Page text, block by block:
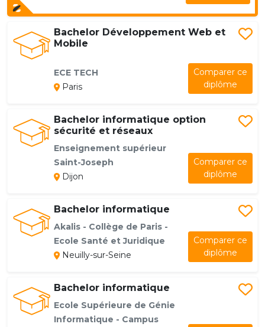
Bachelor Développement Web et
Mobile
ECE TECH
Paris
Comparer ce
diplôme
Bachelor informatique option
sécurité et réseaux
Enseignement supérieur
Saint-Joseph
Dijon
Comparer ce
diplôme
Bachelor informatique
Akalis - Collège de Paris -
Ecole Santé et Juridique
Neuilly-sur-Seine
Comparer ce
diplôme
Bachelor informatique
Ecole Supérieure de Génie
Informatique - Campus